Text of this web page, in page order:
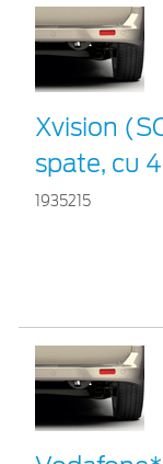
Xvision
spate, cu
1935215